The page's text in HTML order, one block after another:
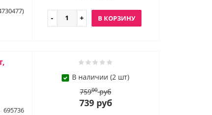
В КОРЗИНУ
695736
В наличии (2 шт)
75900руб
739 руб